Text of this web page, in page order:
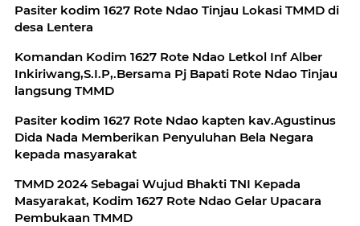
Pasiter kodim 1627 Rote Ndao Tinjau Lokasi TMMD di
desa Lentera
Komandan Kodim 1627 Rote Ndao Letkol Inf Alber
Inkiriwang,S.I.P,.Bersama Pj Bapati Rote Ndao Tinjau
langsung TMMD
Pasiter kodim 1627 Rote Ndao kapten kav.Agustinus
Dida Nada Memberikan Penyuluhan Bela Negara
kepada masyarakat
TMMD 2024 Sebagai Wujud Bhakti TNI Kepada
Masyarakat, Kodim 1627 Rote Ndao Gelar Upacara
Pembukaan TMMD